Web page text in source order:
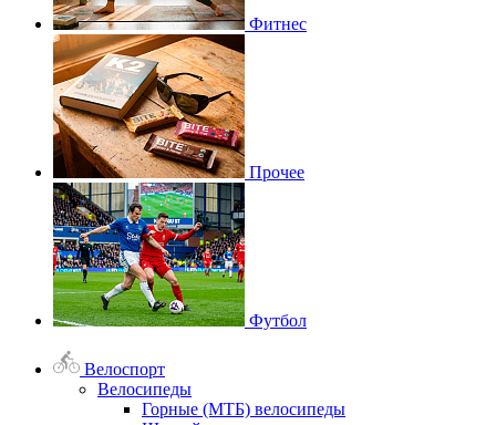
Фитнес
Прочее
Футбол
Велоспорт
Велосипеды
Горные (МТБ) велосипеды